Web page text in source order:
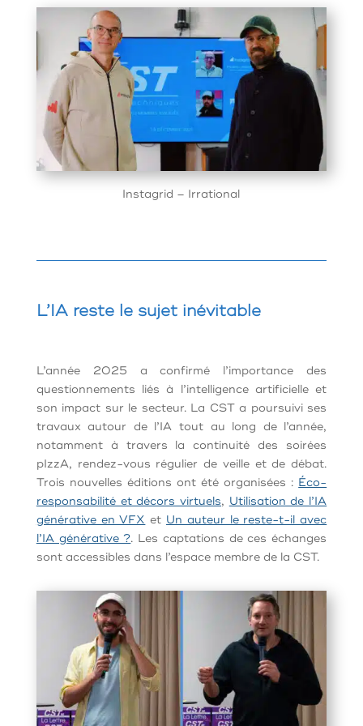
Instagrid – Irrational
L’IA reste le sujet inévitable
L’année 2025 a confirmé l’importance des
questionnements liés à l’intelligence artificielle et
son impact sur le secteur. La CST a poursuivi ses
travaux autour de l’IA tout au long de l’année,
notamment à travers la continuité des soirées
pIzzA, rendez-vous régulier de veille et de débat.
Trois nouvelles éditions ont été organisées : Éco-
responsabilité et décors virtuels, Utilisation de l’IA
générative en VFX et Un auteur le reste-t-il avec
l’IA générative ?. Les captations de ces échanges
sont accessibles dans l’espace membre de la CST.